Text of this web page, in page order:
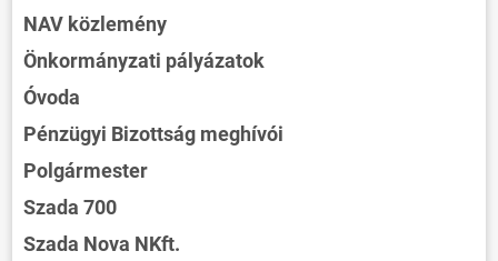
NAV közlemény
Önkormányzati pályázatok
Óvoda
Pénzügyi Bizottság meghívói
Polgármester
Szada 700
Szada Nova NKft.